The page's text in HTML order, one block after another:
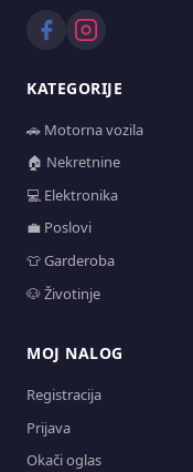
KATEGORIJE
🚗 Motorna vozila
🏠 Nekretnine
💻 Elektronika
💼 Poslovi
👕 Garderoba
🐶 Životinje
MOJ NALOG
Registracija
Prijava
Okači oglas